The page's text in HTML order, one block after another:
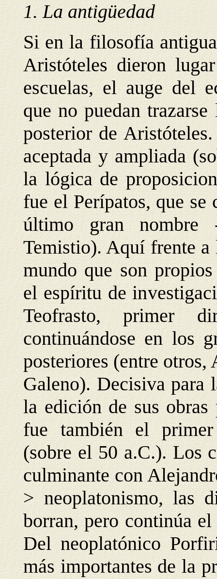
1. La antigüedad
Si en la filosofía
Aristóteles dieron
escuelas, el auge del
que no puedan
posterior de
aceptada y ampliada
la lógica de
fue el Perípatos, que
último gran
Temistio). Aquí frente
mundo que son
el espíritu de
Teofrasto, primer
continuándose en los
posteriores (entre otros,
Galeno). Decisiva
la edición de sus
fue también el
(sobre el 50 a.C.). Los
culminante con
> neoplatonismo, las
borran, pero continúa
Del neoplatónico
más importantes de la